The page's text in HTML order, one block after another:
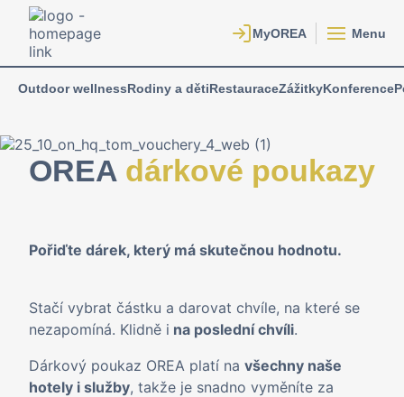
Menu
Outdoor wellnessRodiny a dětiRestauraceZážitkyKonference
OREA dárkové poukazy
Pořiďte dárek, který má skutečnou hodnotu.
Stačí vybrat částku a darovat chvíle, na které se
nezapomíná. Klidně i na poslední chvíli.
Dárkový poukaz OREA platí na všechny naše
hotely i služby, takže je snadno vyměníte za